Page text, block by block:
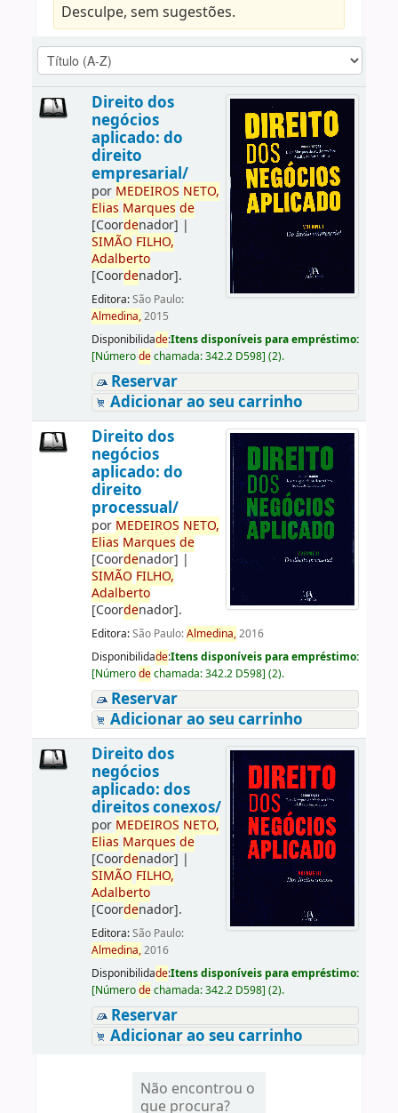
Desculpe, sem sugestões.
Direito dos
negócios
aplicado: do
direito
empresarial/
por MEDEIROS NETO,
Elias Marques de
[Coordenador] |
SIMÃO FILHO,
Adalberto
[Coordenador].
Editora:São Paulo:
Almedina,2015
Disponibilidade:Itens disponíveis para empréstimo:
[Númerodechamada:342.2 D598] (2).
Reservar
Adicionar ao seu carrinho
Direito dos
negócios
aplicado: do
direito
processual/
por MEDEIROS NETO,
Elias Marques de
[Coordenador] |
SIMÃO FILHO,
Adalberto
[Coordenador].
Editora:São Paulo:Almedina,2016
Disponibilidade:Itens disponíveis para empréstimo:
[Númerodechamada:342.2 D598] (2).
Reservar
Adicionar ao seu carrinho
Direito dos
negócios
aplicado: dos
direitos conexos/
por MEDEIROS NETO,
Elias Marques de
[Coordenador] |
SIMÃO FILHO,
Adalberto
[Coordenador].
Editora:São Paulo:
Almedina,2016
Disponibilidade:Itens disponíveis para empréstimo:
[Númerodechamada:342.2 D598] (2).
Reservar
Adicionar ao seu carrinho
Não encontrou o
que procura?